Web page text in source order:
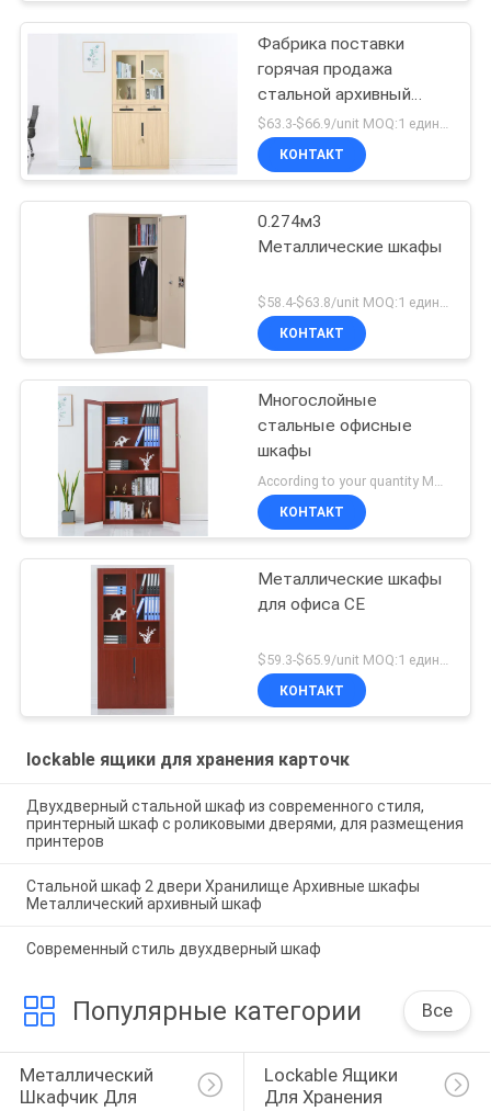
Фабрика поставки
горячая продажа
стальной архивный
шкаф металлическая
офисная мебель
$63.3-$66.9/unit MOQ:1 единицы
КОНТАКТ
0.274м3
Металлические шкафы
$58.4-$63.8/unit MOQ:1 единицы
КОНТАКТ
Многослойные
стальные офисные
шкафы
КОНТАКТ
Металлические шкафы
для офиса CE
КОНТАКТ
lockable ящики для хранения карточк
Двухдверный стальной шкаф из современного стиля,
принтерный шкаф с роликовыми дверями, для размещения
принтеров
Стальной шкаф 2 двери Хранилище Архивные шкафы
Металлический архивный шкаф
Современный стиль двухдверный шкаф
Популярные категории Все
Металлический
Шкафчик Для
Lockable Ящики
Для Хранения